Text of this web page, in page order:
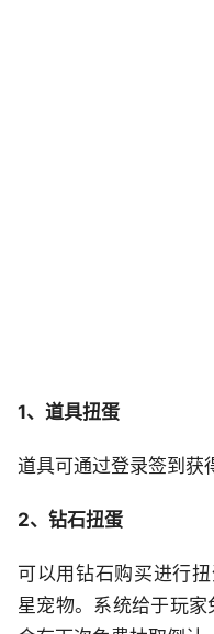
1、道具扭蛋
道具可通过登录签到获
2、钻石扭蛋
可以用钻石购买进行
星宠物。系统给于玩